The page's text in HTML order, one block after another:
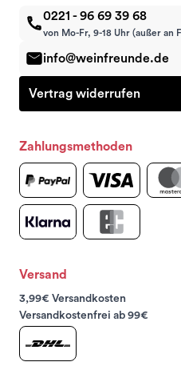
0221 - 96 69 39 68
von Mo-Fr, 9-18 Uhr (außer an
info@weinfreunde.de
Vertrag widerrufen
Zahlungsmethoden
Versand
3,99€ Versandkosten
Versandkostenfrei ab 99€